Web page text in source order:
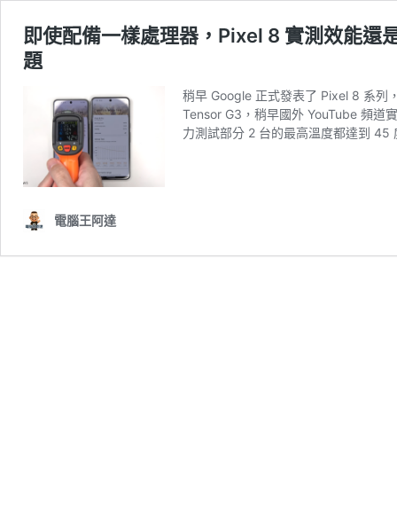
即使配備一樣處理器，Pixel 8 實測效能還
題
稍早 Google 正式發表了 Pixel 8 系列
Tensor G3，稍早國外 YouTube 頻道
力測試部分 2 台的最高溫度都達到 45
電腦王阿達